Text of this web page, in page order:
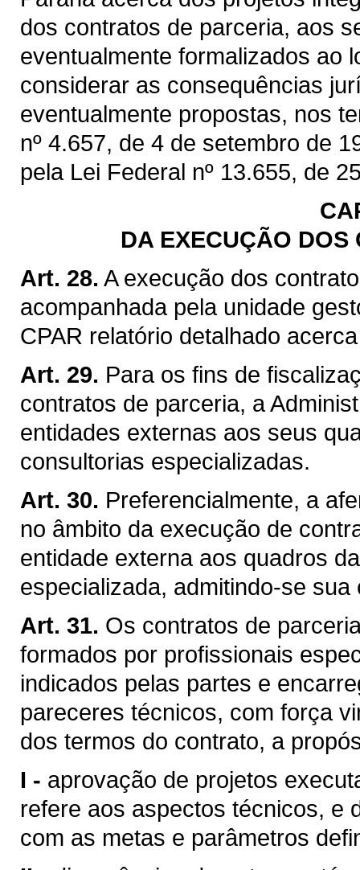
dos contratos de parceria, aos
eventualmente formalizados ao
considerar as consequências
eventualmente propostas, nos
nº 4.657, de 4 de setembro de
pela Lei Federal nº 13.655, de
DA EXECUÇÃO DOS
Art. 28. A execução dos
acompanhada pela unidade
CPAR relatório detalhado
Art. 29. Para os fins de
contratos de parceria, a
entidades externas aos seus
consultorias especializadas.
Art. 30. Preferencialmente, a
no âmbito da execução de
entidade externa aos quadros
especializada, admitindo-se
Art. 31. Os contratos de
formados por profissionais
indicados pelas partes e
pareceres técnicos, com força
dos termos do contrato, a
I - aprovação de projetos
refere aos aspectos técnicos, e
com as metas e parâmetros